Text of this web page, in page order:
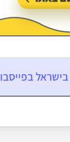
בישראל